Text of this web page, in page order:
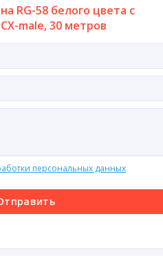
RG-58 белого цвета с
male, 30 метров
персональных данных